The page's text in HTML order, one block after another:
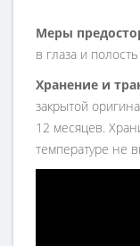
Меры
в глаза и полость
Хранение и
закрытой
12 месяцев.
температуре не